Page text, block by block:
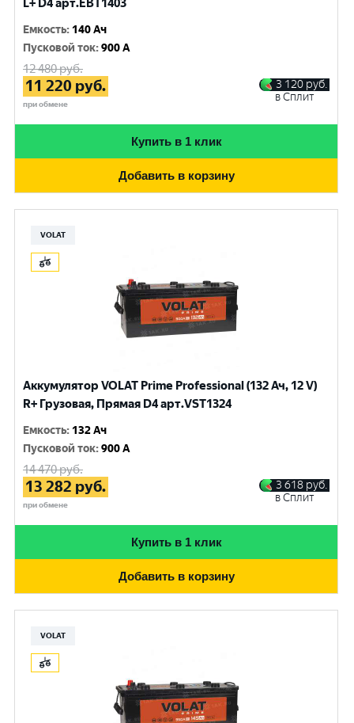
L+ D4 арт.EBT1403
Емкость: 140 Ач
Пусковой ток:900 A
12 480руб.
11 220 руб.
при обмене
3 120 руб.
в Сплит
Купить в 1 клик
Добавить в корзину
VOLAT
Аккумулятор VOLAT Prime Professional (132 Ач, 12 V)
R+ Грузовая, Прямая D4 арт.VST1324
Емкость: 132 Ач
Пусковой ток:900 A
14 470руб.
13 282 руб.
при обмене
3 618 руб.
в Сплит
Купить в 1 клик
Добавить в корзину
VOLAT